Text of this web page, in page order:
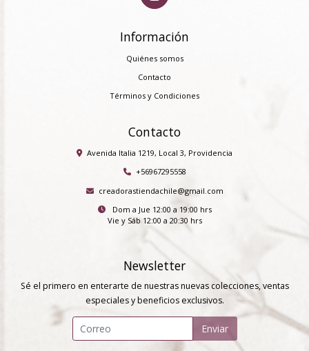
Información
Quiénes somos
Contacto
Términos y Condiciones
Contacto
Avenida Italia 1219, Local 3, Providencia
+56967295558
creadorastiendachile@gmail.com
Dom a Jue 12:00 a 19:00 hrs
Vie y Sáb 12:00 a 20:30 hrs
Newsletter
Sé el primero en enterarte de nuestras nuevas colecciones, ventas
especiales y beneficios exclusivos.
Enviar